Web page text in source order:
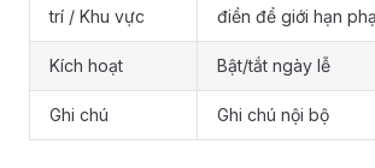
trí / Khu vực
điền để giới hạn
Kích hoạt Bật/tắt ngày lễ
Ghi chú Ghi chú nội bộ